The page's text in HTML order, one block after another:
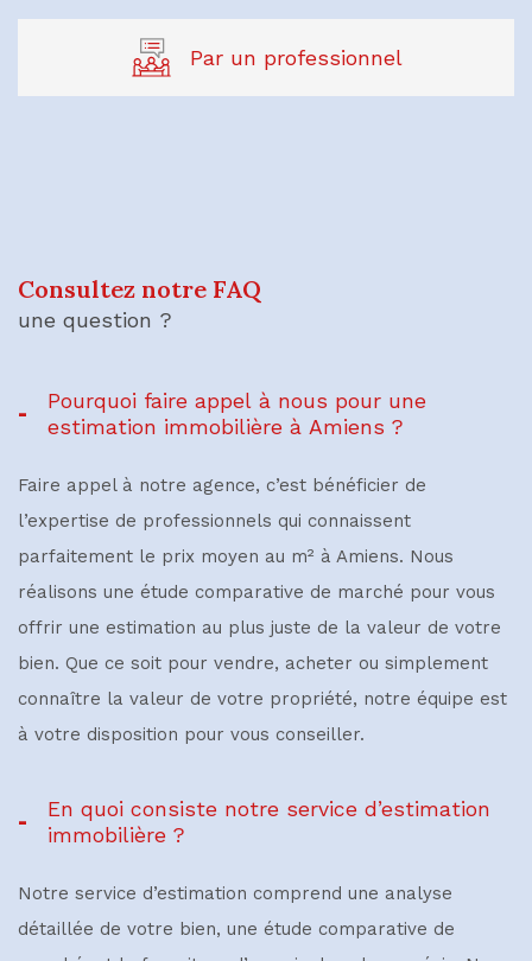
Par un professionnel
Appartement
SUIVANT
* Champs obligatoires
**
Traitement de vos Données personnelles. La base légale du traitement repose sur
l'intérêt légitime de l'Agence / du Réseau. Elles sont conservées jusqu'à demande de
suppression et sont destinées à l'Agence / au Réseau. Conformément à la loi «
retirer votre consentement à tout moment en contactant directement l’Agence / Le
vous estimez, après avoir contacté l'Agence / le Réseau, que vos droits « Informatique
vendre mon bien
faire gérer mon bien locatif
Je renseigne les informations de
Type de bien *
Sélectionnez le type de bien
Vos coordonnées
Consultez notre FAQ
une question ?
Pourquoi faire appel à nous pour une
estimation immobilière à Amiens ?
Faire appel à notre agence, c’est bénéficier de
l’expertise de professionnels qui connaissent
parfaitement le prix moyen au m² à Amiens. Nous
réalisons une étude comparative de marché pour vous
offrir une estimation au plus juste de la valeur de votre
bien. Que ce soit pour vendre, acheter ou simplement
connaître la valeur de votre propriété, notre équipe est
à votre disposition pour vous conseiller.
En quoi consiste notre service d’estimation
immobilière ?
Notre service d’estimation comprend une analyse
détaillée de votre bien, une étude comparative de